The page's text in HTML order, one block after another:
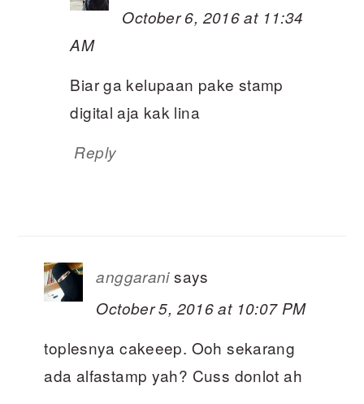
October 6, 2016 at 11:34
AM
Biar ga kelupaan pake stamp
digital aja kak lina
Reply
anggarani says
October 5, 2016 at 10:07 PM
toplesnya cakeeep. Ooh sekarang
ada alfastamp yah? Cuss donlot ah